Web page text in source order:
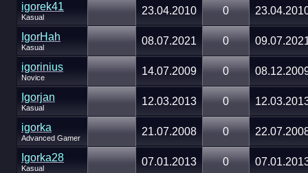
igorek41
Kasual
23.04.2010 0
IgorHah
Kasual
08.07.2021 0
igorinius
Novice
14.07.2009 0
Igorjan
Kasual
12.03.2013 0
igorka
Advanced Gamer
21.07.2008 0
Igorka28
Kasual
07.01.2013 0